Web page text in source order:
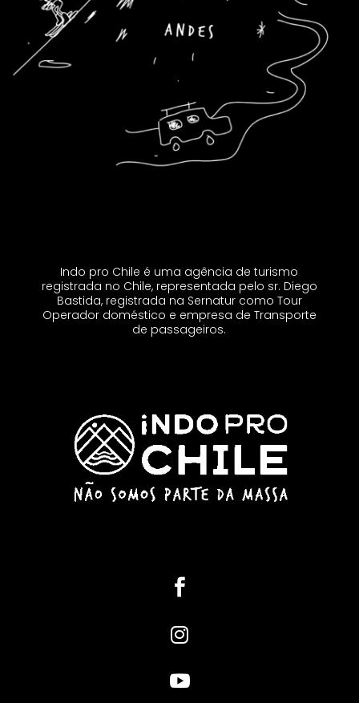
Indo pro Chile é uma agência de turismo
registrada no Chile, representada pelo sr. Diego
Bastida, registrada na Sernatur como Tour
Operador doméstico e empresa de Transporte
de passageiros.


